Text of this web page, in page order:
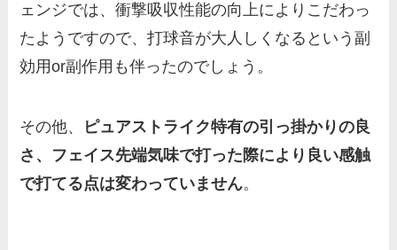
ェンジでは、衝撃吸収性能の向上によりこだわっ
たようですので、打球音が大人しくなるという副
効用or副作用も伴ったのでしょう。
その他、
ピュアストライク特有の引っ掛かりの良
さ、フェイス先端気味で打った際により良い感触
で打てる点は変わっていません。